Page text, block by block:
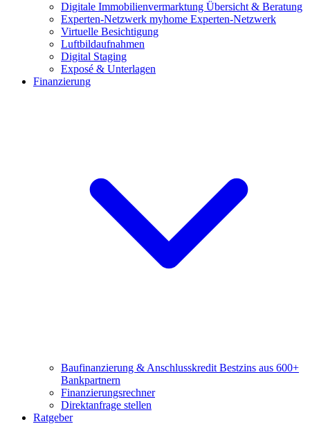
Digitale Immobilienvermarktung Übersicht & Beratung
Experten-Netzwerk myhome Experten-Netzwerk
Virtuelle Besichtigung
Luftbildaufnahmen
Digital Staging
Exposé & Unterlagen
Finanzierung
Baufinanzierung & Anschlusskredit Bestzins aus 600+
Bankpartnern
Finanzierungsrechner
Direktanfrage stellen
Ratgeber